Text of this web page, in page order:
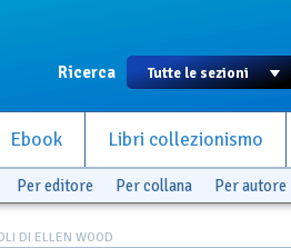
Ricerca
Ebook Libri collezionismo
Per editore Per collana Per autore
DI ELLEN WOOD